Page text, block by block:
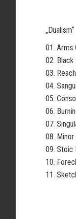
„Dualism“
01. Arms
02. Black
03.
04.
05.
06.
07.
08. Minor
09. Stoic
10.
11.